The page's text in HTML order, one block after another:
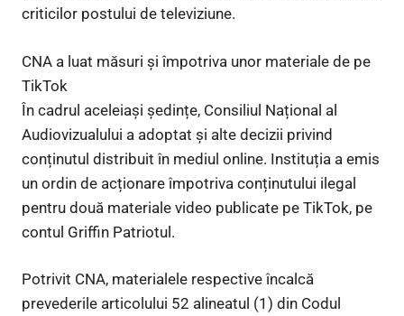
criticilor postului de televiziune.
CNA a luat măsuri și împotriva unor materiale de pe
TikTok
În cadrul aceleiași ședințe, Consiliul Național al
Audiovizualului a adoptat și alte decizii privind
conținutul distribuit în mediul online. Instituția a emis
un ordin de acționare împotriva conținutului ilegal
pentru două materiale video publicate pe TikTok, pe
contul Griffin Patriotul.
Potrivit CNA, materialele respective încalcă
prevederile articolului 52 alineatul (1) din Codul